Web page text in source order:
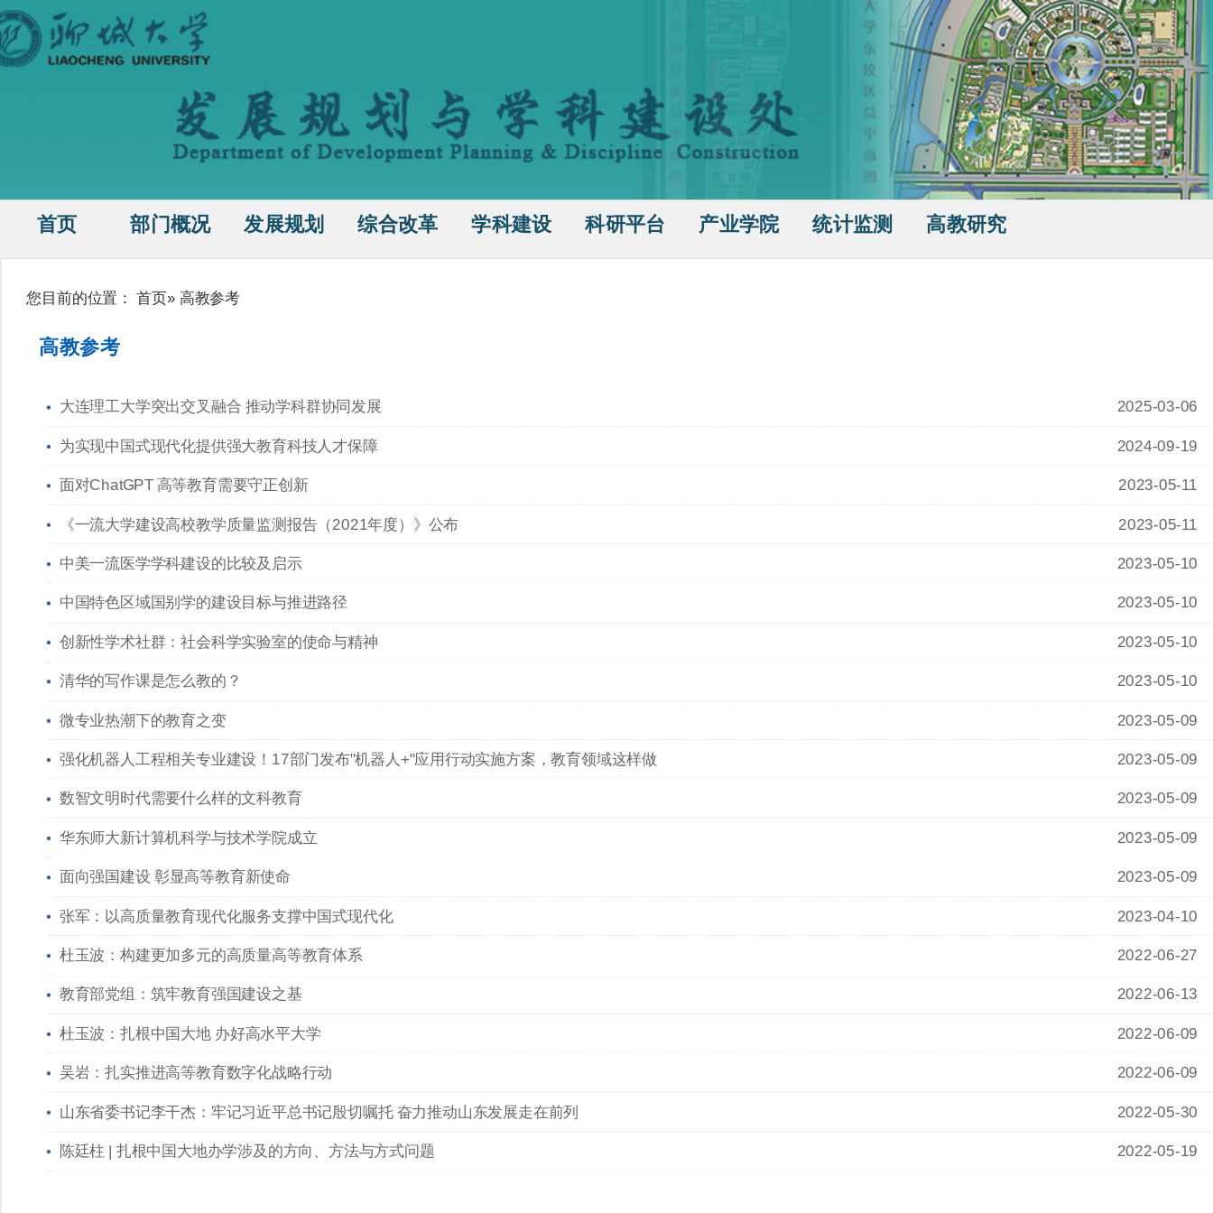
首页 部门概况 发展规划 综合改革 学科建设 科研平台 产业学院 统计监测 高教研究
您目前的位置：首页» 高教参考
高教参考
2025-03-06
大连理工大学突出交叉融合 推动学科群协同发展
2024-09-19
为实现中国式现代化提供强大教育科技人才保障
2023-05-11
面对ChatGPT 高等教育需要守正创新
2023-05-11
《一流大学建设高校教学质量监测报告（2021年度）》公布
2023-05-10
中美一流医学学科建设的比较及启示
2023-05-10
中国特色区域国别学的建设目标与推进路径
2023-05-10
创新性学术社群：社会科学实验室的使命与精神
2023-05-10
清华的写作课是怎么教的？
2023-05-09
微专业热潮下的教育之变
2023-05-09
强化机器人工程相关专业建设！17部门发布"机器人+"应用行动实施方案，教育领域这样做
2023-05-09
数智文明时代需要什么样的文科教育
2023-05-09
华东师大新计算机科学与技术学院成立
2023-05-09
面向强国建设 彰显高等教育新使命
2023-04-10
张军：以高质量教育现代化服务支撑中国式现代化
2022-06-27
杜玉波：构建更加多元的高质量高等教育体系
2022-06-13
教育部党组：筑牢教育强国建设之基
2022-06-09
杜玉波：扎根中国大地 办好高水平大学
2022-06-09
吴岩：扎实推进高等教育数字化战略行动
2022-05-30
山东省委书记李干杰：牢记习近平总书记殷切嘱托 奋力推动山东发展走在前列
2022-05-19
陈廷柱 | 扎根中国大地办学涉及的方向、方法与方式问题